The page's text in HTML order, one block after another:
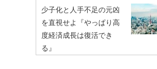
少子化と人手不足の元凶
を直視せよ『やっぱり高
度経済成長は復活でき
る』